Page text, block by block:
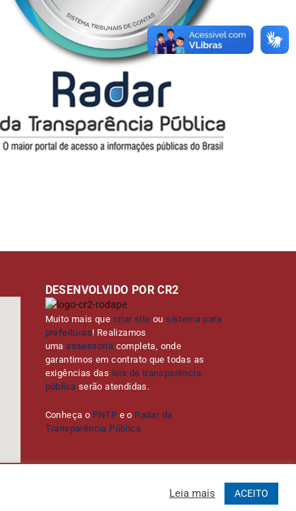
DESENVOLVIDO POR CR2
Muito mais que criar site ousistema para
prefeituras! Realizamos
umaassessoria completa, onde
garantimos em contrato que todas as
exigências das leis de transparência
pública serão atendidas.
Conheça o PNTP e o Radar da
Transparência Pública
Leia mais ACEITO